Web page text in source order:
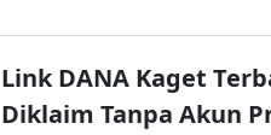
Link DANA Kaget
Diklaim Tanpa Akun